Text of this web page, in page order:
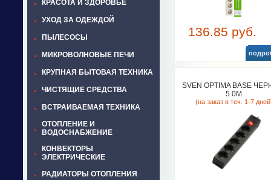
КРАСОТА И ЗДОРОВЬЕ
УХОД ЗА ОДЕЖДОЙ
ПЫЛЕСОСЫ
МИКРОВОЛНОВЫЕ ПЕЧИ
КРУПНАЯ БЫТОВАЯ ТЕХНИКА
ЧИСТЯЩИЕ СРЕДСТВА
ВСТРАИВАЕМАЯ ТЕХНИКА
ОТОПЛЕНИЕ И
ВОДОСНАБЖЕНИЕ
КОНВЕКТОРЫ
ЭЛЕКТРИЧЕСКИЕ
РАДИАТОРЫ ОТОПЛЕНИЯ
136.85 руб.
SVEN OPTIMA BASE
5.0М
(на заказ в теч. 1-7